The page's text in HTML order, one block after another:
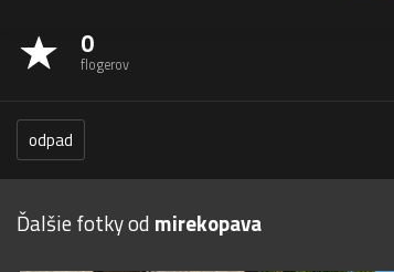
0
flogerov
odpad
Ďalšie fotky od mirekopava